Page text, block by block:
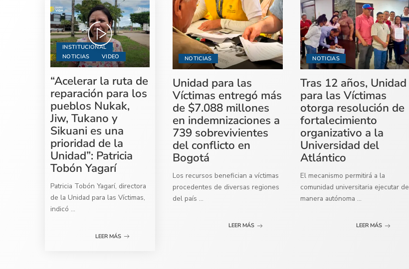
INSTITUCIONAL
NOTICIAS
VIDEO
“Acelerar la ruta de
reparación para los
pueblos Nukak,
Jiw, Tukano y
Sikuani es una
prioridad de la
Unidad”: Patricia
Tobón Yagarí
Patricia Tobón Yagarí, directora
de la Unidad para las Víctimas,
indicó ...
LEER MÁS
NOTICIAS
Unidad para las
Víctimas entregó más
de $7.088 millones
en indemnizaciones a
739 sobrevivientes
del conflicto en
Bogotá
Los recursos benefician a víctimas
procedentes de diversas regiones
del país ...
LEER MÁS
NOTICIAS
Tras 12 años, Unidad
para las Víctimas
otorga resolución de
fortalecimiento
organizativo a la
Universidad del
Atlántico
El mecanismo permitirá a la
comunidad universitaria ejecutar de
manera autónoma ...
LEER MÁS